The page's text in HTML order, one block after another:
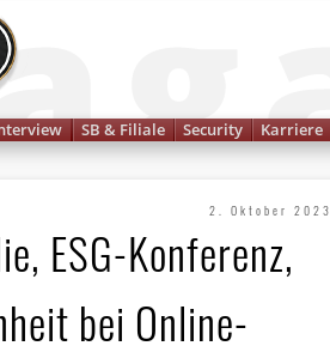
SB & Filiale Security Karriere
2. Oktober 2023
ESG-Konferenz,
bei Online-